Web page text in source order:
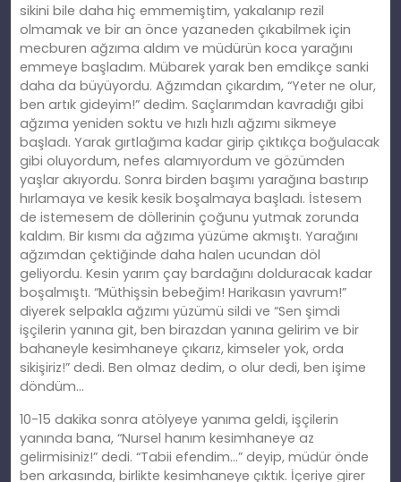
sikini bile daha hiç emmemiştim, yakalanıp rezil
olmamak ve bir an önce yazaneden çıkabilmek için
mecburen ağzıma aldım ve müdürün koca yarağını
emmeye başladım. Mübarek yarak ben emdikçe sanki
daha da büyüyordu. Ağzımdan çıkardım, “Yeter ne olur,
ben artık gideyim!” dedim. Saçlarımdan kavradığı gibi
ağzıma yeniden soktu ve hızlı hızlı ağzımı sikmeye
başladı. Yarak gırtlağıma kadar girip çıktıkça boğulacak
gibi oluyordum, nefes alamıyordum ve gözümden
yaşlar akıyordu. Sonra birden başımı yarağına bastırıp
hırlamaya ve kesik kesik boşalmaya başladı. İstesem
de istemesem de döllerinin çoğunu yutmak zorunda
kaldım. Bir kısmı da ağzıma yüzüme akmıştı. Yarağını
ağzımdan çektiğinde daha halen ucundan döl
geliyordu. Kesin yarım çay bardağını dolduracak kadar
boşalmıştı. “Müthişsin bebeğim! Harikasın yavrum!”
diyerek selpakla ağzımı yüzümü sildi ve “Sen şimdi
işçilerin yanına git, ben birazdan yanına gelirim ve bir
bahaneyle kesimhaneye çıkarız, kimseler yok, orda
sikişiriz!” dedi. Ben olmaz dedim, o olur dedi, ben işime
döndüm…
10-15 dakika sonra atölyeye yanıma geldi, işçilerin
yanında bana, “Nursel hanım kesimhaneye az
gelirmisiniz!” dedi. “Tabii efendim…” deyip, müdür önde
ben arkasında, birlikte kesimhaneye çıktık. İçeriye girer